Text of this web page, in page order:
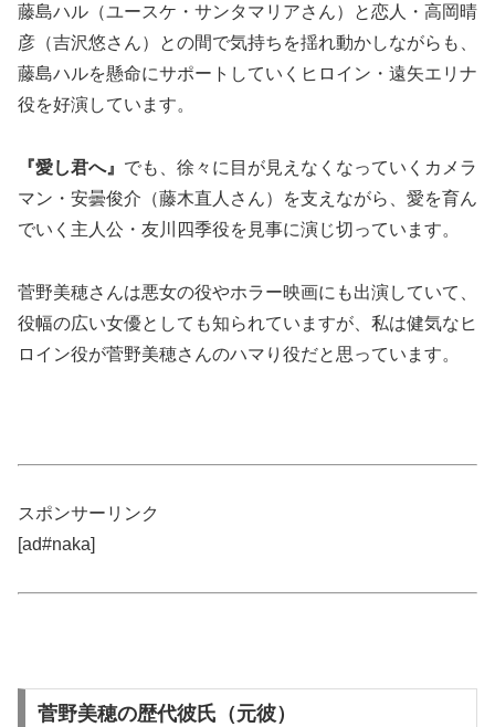
藤島ハル（ユースケ・サンタマリアさん）と恋人・高岡晴
彦（吉沢悠さん）との間で気持ちを揺れ動かしながらも、
藤島ハルを懸命にサポートしていくヒロイン・遠矢エリナ
役を好演しています。
『愛し君へ』 でも、徐々に目が見えなくなっていくカメラ
マン・安曇俊介（藤木直人さん）を支えながら、愛を育ん
でいく主人公・友川四季役を見事に演じ切っています。
菅野美穂さんは悪女の役やホラー映画にも出演していて、
役幅の広い女優としても知られていますが、私は健気なヒ
ロイン役が菅野美穂さんのハマり役だと思っています。
スポンサーリンク
[ad#naka]
菅野美穂の歴代彼氏（元彼）